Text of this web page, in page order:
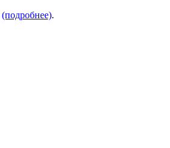
(подробнее).